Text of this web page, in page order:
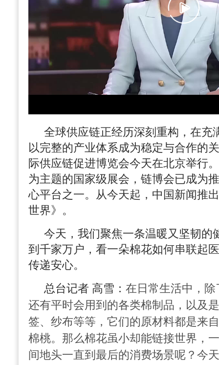
全球供应链正经历深刻重构，在充
以完整的产业体系成为稳定与合作的
际供应链促进博览会今天在北京举行
为主题的国家级展会，链博会已成为
心平台之一。从今天起，中国新闻推
世界》。
今天，我们聚焦一条温暖又坚韧的
到千家万户，看一朵棉花如何串联起
传递安心。
总台记者 高雪： 在日常生活中，
还有平时会用到的各类棉制品，以及
签、纱布等等，它们的原材料都是来
棉桃。那么棉花虽小却能链接世界，
间地头一直到最后的消费场景呢？今